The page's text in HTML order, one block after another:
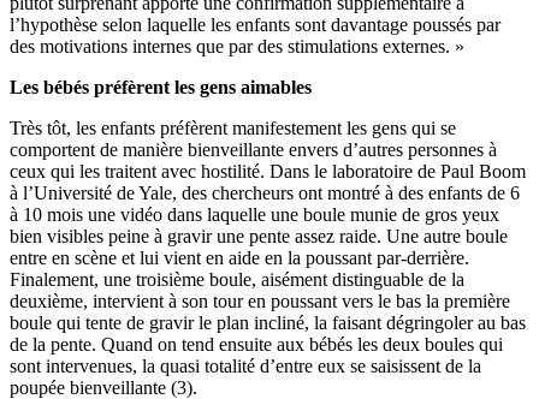
l’hypothèse selon laquelle les enfants sont davantage poussés par
des motivations internes que par des stimulations externes. »
Les bébés préfèrent les gens aimables
Très tôt, les enfants préfèrent manifestement les gens qui se
comportent de manière bienveillante envers d’autres personnes à
ceux qui les traitent avec hostilité. Dans le laboratoire de Paul Boom
à l’Université de Yale, des chercheurs ont montré à des enfants de 6
à 10 mois une vidéo dans laquelle une boule munie de gros yeux
bien visibles peine à gravir une pente assez raide. Une autre boule
entre en scène et lui vient en aide en la poussant par-derrière.
Finalement, une troisième boule, aisément distinguable de la
deuxième, intervient à son tour en poussant vers le bas la première
boule qui tente de gravir le plan incliné, la faisant dégringoler au bas
de la pente. Quand on tend ensuite aux bébés les deux boules qui
sont intervenues, la quasi totalité d’entre eux se saisissent de la
poupée bienveillante (3).